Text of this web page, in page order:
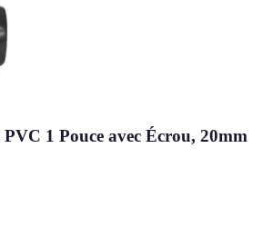
1 Pouce avec Écrou, 20mm